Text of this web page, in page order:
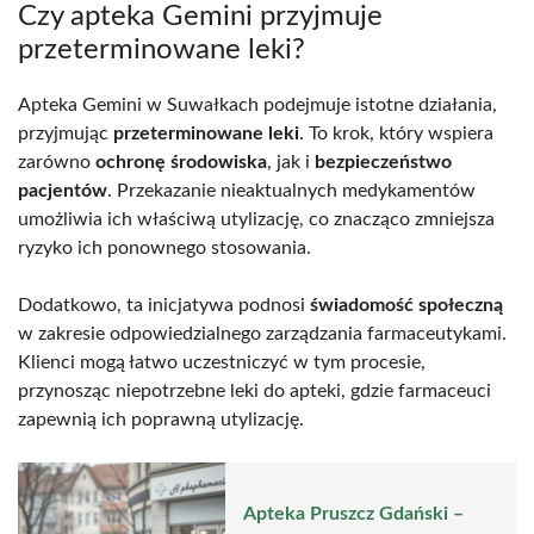
Czy apteka Gemini przyjmuje
przeterminowane leki?
Apteka Gemini w Suwałkach podejmuje istotne działania,
przyjmując przeterminowane leki. To krok, który wspiera
zarówno ochronę środowiska, jak i bezpieczeństwo
pacjentów. Przekazanie nieaktualnych medykamentów
umożliwia ich właściwą utylizację, co znacząco zmniejsza
ryzyko ich ponownego stosowania.
Dodatkowo, ta inicjatywa podnosi świadomość społeczną
w zakresie odpowiedzialnego zarządzania farmaceutykami.
Klienci mogą łatwo uczestniczyć w tym procesie,
przynosząc niepotrzebne leki do apteki, gdzie farmaceuci
zapewnią ich poprawną utylizację.
Apteka Pruszcz Gdański –